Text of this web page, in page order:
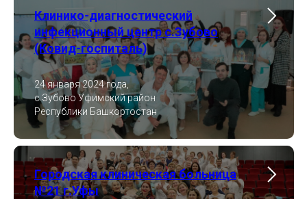
Клинико-диагностический
инфекционный центр с.Зубово
(Ковид-госпиталь)
24 января 2024 года,
с.Зубово Уфимский район
Республики Башкортостан
Городская клиническая больница
№21 г.Уфы